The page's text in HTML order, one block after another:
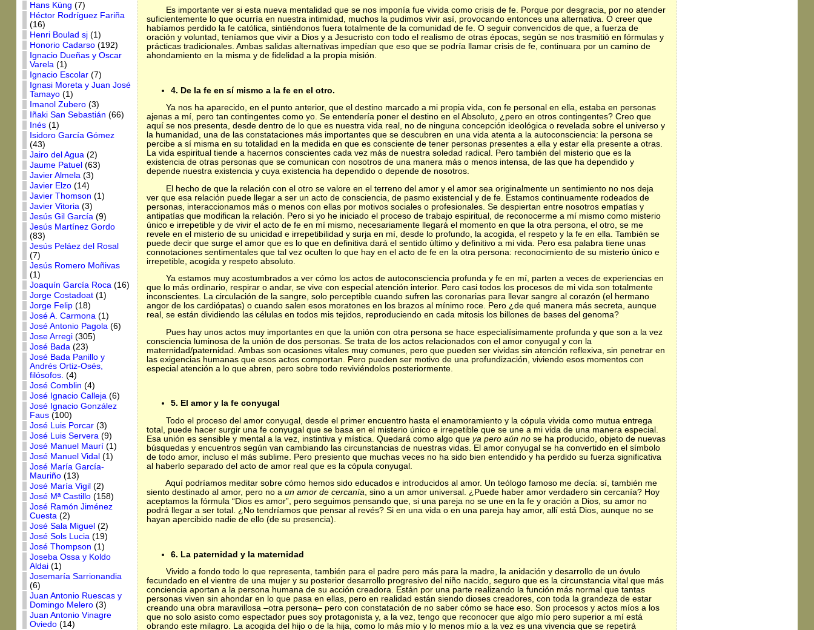
Hans Küng (7)
Héctor Rodríguez Fariña
(16)
Henri Boulad sj(1)
Honorio Cadarso(192)
Ignacio Dueñas y Oscar
Varela(1)
Ignacio Escolar(7)
Ignasi Moreta y Juan José
Tamayo(1)
Imanol Zubero(3)
Iñaki San Sebastián (66)
Inés(1)
Isidoro García Gómez
(43)
Jairo del Agua(2)
Jaume Patuel (63)
Javier Almela(3)
Javier Elzo(14)
Javier Thomson (1)
Javier Vitoria(3)
Jesús Gil García(9)
Jesús Martínez Gordo
(83)
Jesús Peláez del Rosal
(7)
Jesús Romero Moñivas
(1)
Joaquín García Roca(16)
Jorge Costadoat(1)
Jorge Felip(18)
José A. Carmona(1)
José Antonio Pagola(6)
Jose Arregi(305)
José Bada(23)
José Bada Panillo y
Andrés Ortiz-Osés,
filósofos. (4)
José Comblin (4)
José Ignacio Calleja(6)
José Ignacio González
Faus(100)
José Luis Porcar(3)
José Luis Servera(9)
José Manuel Maurí(1)
José Manuel Vidal (1)
José María García-
Mauriño(13)
José María Vigil (2)
José Mª Castillo(158)
José Ramón Jiménez
Cuesta(2)
José Sala Miguel (2)
José Sols Lucia(19)
José Thompson (1)
Joseba Ossa y Koldo
Aldai(1)
Josemaría Sarrionandia
(6)
Juan Antonio Ruescas y
Domingo Melero(3)
Juan Antonio Vinagre
Oviedo(14)
Es importante ver si esta nueva mentalidad que se nos imponía fue vivida como crisis de fe. Porque por desgracia, por no atender
suficientemente lo que ocurría en nuestra intimidad, muchos la pudimos vivir así, provocando entonces una alternativa. O creer que
habíamos perdido la fe católica, sintiéndonos fuera totalmente de la comunidad de fe. O seguir convencidos de que, a fuerza de
oración y voluntad, teníamos que vivir a Dios y a Jesucristo con todo el realismo de otras épocas, según se nos trasmitió en fórmulas y
prácticas tradicionales. Ambas salidas alternativas impedían que eso que se podría llamar crisis de fe, continuara por un camino de
ahondamiento en la misma y de fidelidad a la propia misión.
4. De la fe en sí mismo a la fe en el otro.
Ya nos ha aparecido, en el punto anterior, que el destino marcado a mi propia vida, con fe personal en ella, estaba en personas
ajenas a mí, pero tan contingentes como yo. Se entendería poner el destino en el Absoluto, ¿pero en otros contingentes? Creo que
aquí se nos presenta, desde dentro de lo que es nuestra vida real, no de ninguna concepción ideológica o revelada sobre el universo y
la humanidad, una de las constataciones más importantes que se descubren en una vida atenta a la autoconsciencia: la persona se
percibe a sí misma en su totalidad en la medida en que es consciente de tener personas presentes a ella y estar ella presente a otras.
La vida espiritual tiende a hacernos conscientes cada vez más de nuestra soledad radical. Pero también del misterio que es la
existencia de otras personas que se comunican con nosotros de una manera más o menos intensa, de las que ha dependido y
depende nuestra existencia y cuya existencia ha dependido o depende de nosotros.
El hecho de que la relación con el otro se valore en el terreno del amor y el amor sea originalmente un sentimiento no nos deja
ver que esa relación puede llegar a ser un acto de consciencia, de pasmo existencial y de fe. Estamos continuamente rodeados de
personas, interaccionamos más o menos con ellas por motivos sociales o profesionales. Se despiertan entre nosotros empatías y
antipatías que modifican la relación. Pero si yo he iniciado el proceso de trabajo espiritual, de reconocerme a mí mismo como misterio
único e irrepetible y de vivir el acto de fe en mí mismo, necesariamente llegará el momento en que la otra persona, el otro, se me
revele en el misterio de su unicidad e irrepetibilidad y surja en mí, desde lo profundo, la acogida, el respeto y la fe en ella. También se
puede decir que surge el amor que es lo que en definitiva dará el sentido último y definitivo a mi vida. Pero esa palabra tiene unas
connotaciones sentimentales que tal vez oculten lo que hay en el acto de fe en la otra persona: reconocimiento de su misterio único e
irrepetible, acogida y respeto absoluto.
Ya estamos muy acostumbrados a ver cómo los actos de autoconsciencia profunda y fe en mí, parten a veces de experiencias en
que lo más ordinario, respirar o andar, se vive con especial atención interior. Pero casi todos los procesos de mi vida son totalmente
inconscientes. La circulación de la sangre, solo perceptible cuando sufren las coronarias para llevar sangre al corazón (el hermano
angor de los cardiópatas) o cuando salen esos moratones en los brazos al mínimo roce. Pero ¿de qué manera más secreta, aunque
real, se están dividiendo las células en todos mis tejidos, reproduciendo en cada mitosis los billones de bases del genoma?
Pues hay unos actos muy importantes en que la unión con otra persona se hace especialísimamente profunda y que son a la vez
consciencia luminosa de la unión de dos personas. Se trata de los actos relacionados con el amor conyugal y con la
maternidad/paternidad. Ambas son ocasiones vitales muy comunes, pero que pueden ser vividas sin atención reflexiva, sin penetrar en
las exigencias humanas que esos actos comportan. Pero pueden ser motivo de una profundización, viviendo esos momentos con
especial atención a lo que abren, pero sobre todo reviviéndolos posteriormente.
5. El amor y la fe conyugal
Todo el proceso del amor conyugal, desde el primer encuentro hasta el enamoramiento y la cópula vivida como mutua entrega
total, puede hacer surgir una fe conyugal que se basa en el misterio único e irrepetible que se une a mi vida de una manera especial.
Esa unión es sensible y mental a la vez, instintiva y mística. Quedará como algo que ya pero aún nose ha producido, objeto de nuevas
búsquedas y encuentros según van cambiando las circunstancias de nuestras vidas. El amor conyugal se ha convertido en el símbolo
de todo amor, incluso el más sublime. Pero presiento que muchas veces no ha sido bien entendido y ha perdido su fuerza significativa
al haberlo separado del acto de amor real que es la cópula conyugal.
Aquí podríamos meditar sobre cómo hemos sido educados e introducidos al amor. Un teólogo famoso me decía: sí, también me
siento destinado al amor, pero no a un amor de cercanía, sino a un amor universal. ¿Puede haber amor verdadero sin cercanía? Hoy
aceptamos la fórmula “Dios es amor”, pero seguimos pensando que, si una pareja no se une en la fe y oración a Dios, su amor no
podrá llegar a ser total. ¿No tendríamos que pensar al revés? Si en una vida o en una pareja hay amor, allí está Dios, aunque no se
hayan apercibido nadie de ello (de su presencia).
6. La paternidad y la maternidad
Vivido a fondo todo lo que representa, también para el padre pero más para la madre, la anidación y desarrollo de un óvulo
fecundado en el vientre de una mujer y su posterior desarrollo progresivo del niño nacido, seguro que es la circunstancia vital que más
conciencia aportan a la persona humana de su acción creadora. Están por una parte realizando la función más normal que tantas
personas viven sin ahondar en lo que pasa en ellas, pero en realidad están siendo dioses creadores, con toda la grandeza de estar
creando una obra maravillosa –otra persona– pero con constatación de no saber cómo se hace eso. Son procesos y actos míos a los
que no solo asisto como espectador pues soy protagonista y, a la vez, tengo que reconocer que algo mío pero superior a mí está
obrando este milagro. La acogida del hijo o de la hija, como lo más mío y lo menos mío a la vez es una vivencia que se repetirá